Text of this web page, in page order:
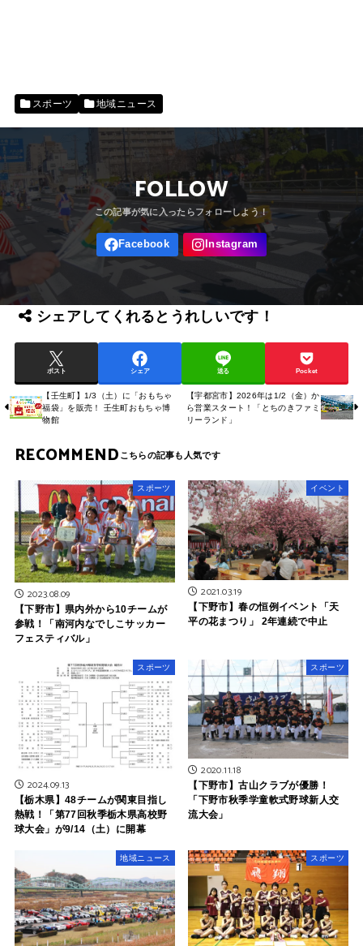
スポーツ 地域ニュース
FOLLOW
シェアしてくれるとうれしいです！
ポスト シェア 送る Pocket
【壬生町】1/3（土）に「おもちゃ
福袋」を販売！ 壬生町おもちゃ博
物館
【宇都宮市】2026年は1/2（金）か
ら営業スタート！「とちのきファミ
リーランド」
RECOMMEND
スポーツ
2023.08.09
【下野市】県内外から10チームが
参戦！「南河内なでしこサッカー
フェスティバル」
イベント
2021.03.19
【下野市】春の恒例イベント「天
平の花まつり」 2年連続で中止
スポーツ
2024.09.13
【栃木県】48チームが関東目指し
熱戦！「第77回秋季栃木県高校野
球大会」が9/14（土）に開幕
スポーツ
2020.11.18
【下野市】古山クラブが優勝！
「下野市秋季学童軟式野球新人交
流大会」
地域ニュース スポーツ